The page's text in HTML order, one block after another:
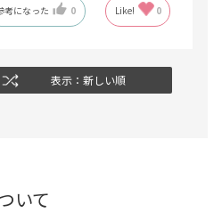
考になった 0 Like! 0
表示：新しい順
いて